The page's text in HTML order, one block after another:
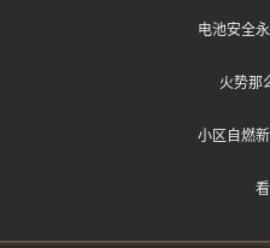
电池安全
火势那
小区自燃